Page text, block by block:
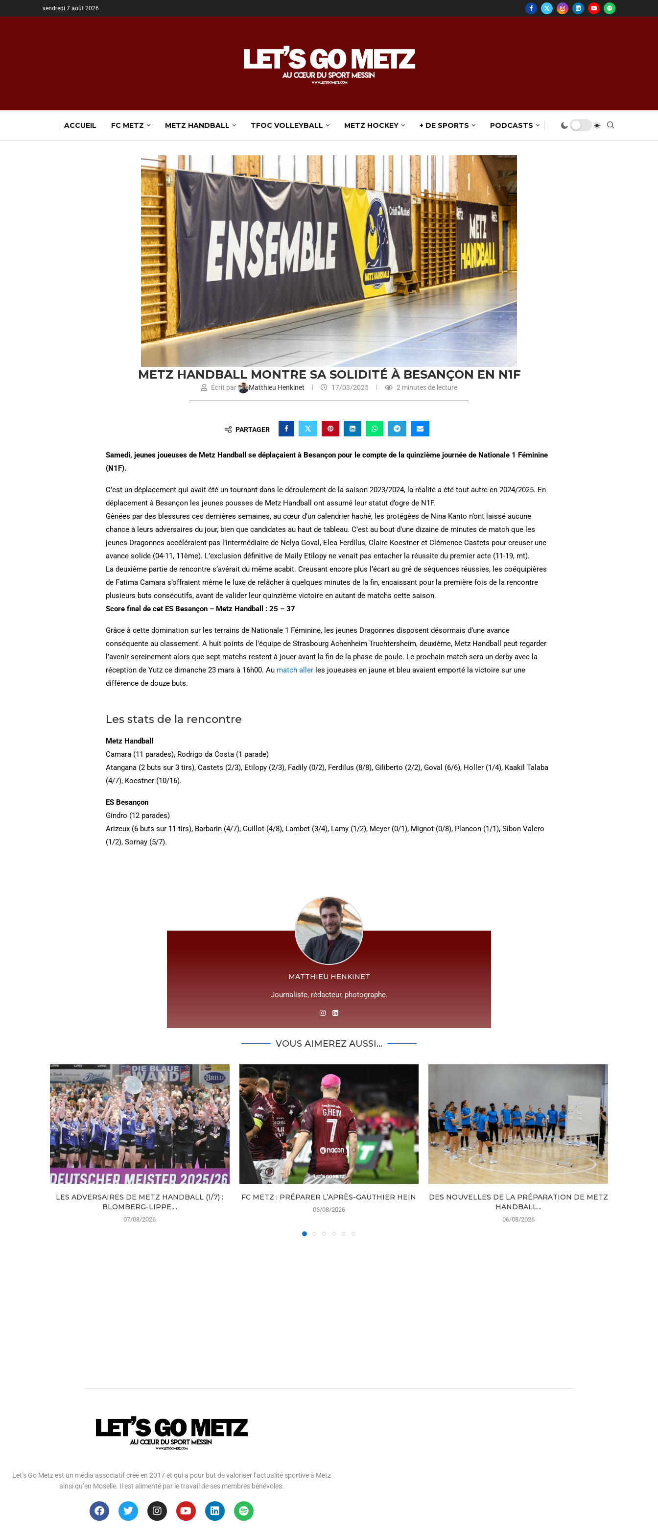
vendredi 7 août 2026
ACCUEIL FC METZ METZ HANDBALL TFOC VOLLEYBALL METZ HOCKEY + DE SPORTS PODCASTS
METZ HANDBALL MONTRE SA SOLIDITÉ À BESANÇON EN N1F
Écrit par Matthieu Henkinet 17/03/2025 2 minutes de lecture
PARTAGER
Samedi, jeunes joueuses de Metz Handball se déplaçaient à Besançon pour le compte de la quinzième journée de Nationale 1 Féminine
(N1F).
C’est un déplacement qui avait été un tournant dans le déroulement de la saison 2023/2024, la réalité a été tout autre en 2024/2025. En
déplacement à Besançon les jeunes pousses de Metz Handball ont assumé leur statut d’ogre de N1F.
Gênées par des blessures ces dernières semaines, au cœur d’un calendrier haché, les protégées de Nina Kanto n’ont laissé aucune
chance à leurs adversaires du jour, bien que candidates au haut de tableau. C’est au bout d’une dizaine de minutes de match que les
jeunes Dragonnes accéléraient pas l’intermédiaire de Nelya Goval, Elea Ferdilus, Claire Koestner et Clémence Castets pour creuser une
avance solide (04-11, 11ème). L’exclusion définitive de Maily Etilopy ne venait pas entacher la réussite du premier acte (11-19, mt).
La deuxième partie de rencontre s’avérait du même acabit. Creusant encore plus l’écart au gré de séquences réussies, les coéquipières
de Fatima Camara s’offraient même le luxe de relâcher à quelques minutes de la fin, encaissant pour la première fois de la rencontre
plusieurs buts consécutifs, avant de valider leur quinzième victoire en autant de matchs cette saison.
Score final de cet ES Besançon – Metz Handball : 25 – 37
Grâce à cette domination sur les terrains de Nationale 1 Féminine, les jeunes Dragonnes disposent désormais d’une avance
conséquente au classement. A huit points de l’équipe de Strasbourg Achenheim Truchtersheim, deuxième, Metz Handball peut regarder
l’avenir sereinement alors que sept matchs restent à jouer avant la fin de la phase de poule. Le prochain match sera un derby avec la
réception de Yutz ce dimanche 23 mars à 16h00. Au match aller les joueuses en jaune et bleu avaient emporté la victoire sur une
différence de douze buts.
Les stats de la rencontre
Metz Handball
Camara (11 parades), Rodrigo da Costa (1 parade)
Atangana (2 buts sur 3 tirs), Castets (2/3), Etilopy (2/3), Fadily (0/2), Ferdilus (8/8), Giliberto (2/2), Goval (6/6), Holler (1/4), Kaakil Talaba
(4/7), Koestner (10/16).
ES Besançon
Gindro (12 parades)
Arizeux (6 buts sur 11 tirs), Barbarin (4/7), Guillot (4/8), Lambet (3/4), Lamy (1/2), Meyer (0/1), Mignot (0/8), Plancon (1/1), Sibon Valero
(1/2), Sornay (5/7).
MATTHIEU HENKINET
Journaliste, rédacteur, photographe.
VOUS AIMEREZ AUSSI...
LES ADVERSAIRES DE METZ HANDBALL (1/7) :
BLOMBERG-LIPPE,...
07/08/2026
FC METZ : PRÉPARER L’APRÈS-GAUTHIER HEIN
06/08/2026
DES NOUVELLES DE LA PRÉPARATION DE METZ
HANDBALL...
06/08/2026
Let’s Go Metz est un média associatif créé en 2017 et qui a pour but de valoriser l’actualité sportive à Metz
ainsi qu’en Moselle. Il est alimenté par le travail de ses membres bénévoles.